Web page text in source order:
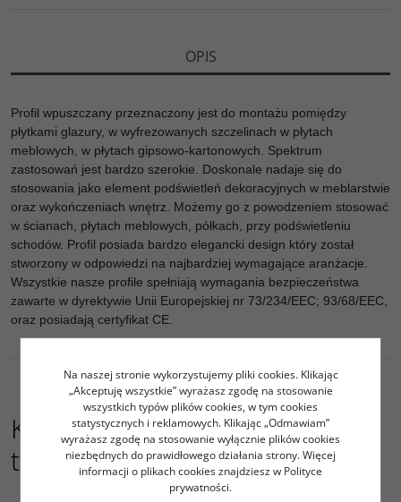
OPIS
Profil wpuszczany przeznaczony jest do montażu pomiędzy
płytkami glazury, w wyfrezowanych szczelinach w płytach
meblowych, w płytach gipsowo-kartonowych. Spektrum
zastosowań jest bardzo szerokie. Doskonale nadaje się do
stosowania jako element podświetleń dekoracyjnych w meblarstwie
oraz wykończeniach wnętrz. Możemy go z powodzeniem stosować
w ścianach, płytach meblowych, półkach, przy podświetleniu
schodów. Profil posiada bardzo elegancki design który został
stworzony w odpowiedzi na najbardziej wymagające aranżacje.
Wszystkie nasze profile spełniają wymagania bezpieczeństwa
zawarte w dyrektywie Unii Europejskiej nr 73/234/EEC; 93/68/EEC,
oraz posiadają certyfikat CE.
Kupujący ten produkt kupili
także:
ZP1607 CZ
Na naszej stronie wykorzystujemy pliki cookies. Klikając
„Akceptuję wszystkie” wyrażasz zgodę na stosowanie
wszystkich typów plików cookies, w tym cookies
statystycznych i reklamowych. Klikając „Odmawiam”
wyrażasz zgodę na stosowanie wyłącznie plików cookies
niezbędnych do prawidłowego działania strony. Więcej
informacji o plikach cookies znajdziesz w Polityce
prywatności.